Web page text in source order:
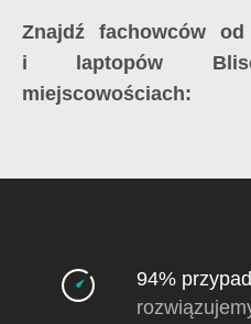
Znajdź fachowców
i laptopów
miejscowościach:
94%